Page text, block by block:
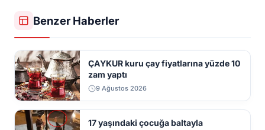
Benzer Haberler
ÇAYKUR kuru çay fiyatlarına yüzde 10
zam yaptı
9 Ağustos 2026
17 yaşındaki çocuğa baltayla